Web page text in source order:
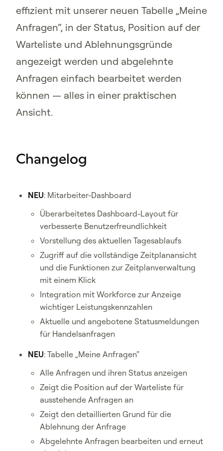
effizient mit unserer neuen Tabelle „Meine
Anfragen“, in der Status, Position auf der
Warteliste und Ablehnungsgründe
angezeigt werden und abgelehnte
Anfragen einfach bearbeitet werden
können — alles in einer praktischen
Ansicht.
Changelog
NEU: Mitarbeiter-Dashboard
Überarbeitetes Dashboard-Layout für
verbesserte Benutzerfreundlichkeit
Vorstellung des aktuellen Tagesablaufs
Zugriff auf die vollständige Zeitplanansicht
und die Funktionen zur Zeitplanverwaltung
mit einem Klick
Integration mit Workforce zur Anzeige
wichtiger Leistungskennzahlen
Aktuelle und angebotene Statusmeldungen
für Handelsanfragen
NEU: Tabelle „Meine Anfragen“
Alle Anfragen und ihren Status anzeigen
Zeigt die Position auf der Warteliste für
ausstehende Anfragen an
Zeigt den detaillierten Grund für die
Ablehnung der Anfrage
Abgelehnte Anfragen bearbeiten und erneut